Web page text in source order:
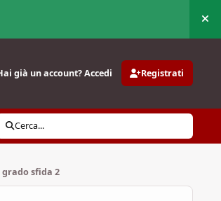
già un account? Accedi Registrati
Cerca...
sfida 2